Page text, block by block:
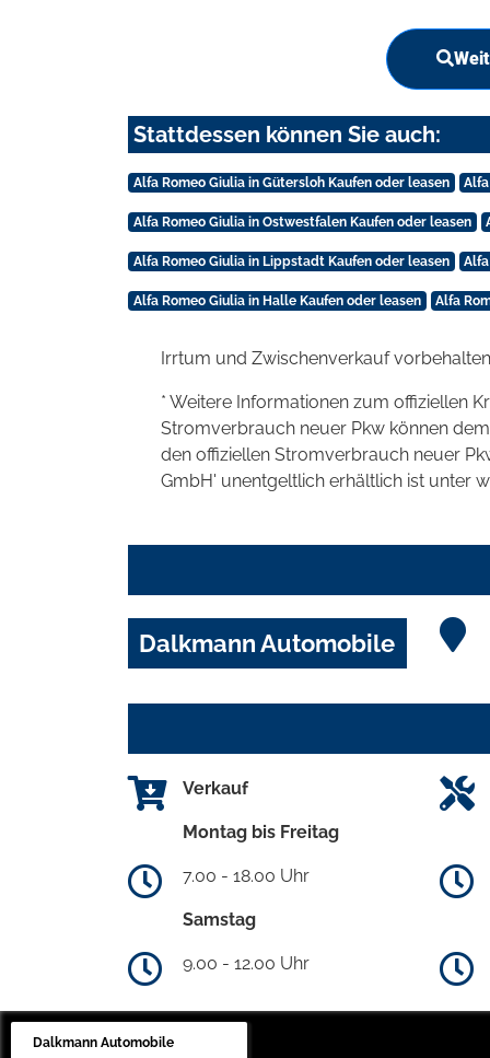
Stattdessen können Sie auch:
Alfa Romeo Giulia in Gütersloh Kaufen oder leasen
Alfa Romeo Giulia in Ostwestfalen Kaufen oder leasen
Alfa Romeo Giulia in Lippstadt Kaufen oder leasen
Alfa Romeo Giulia in Halle Kaufen oder leasen Alfa
Irrtum und Zwischenverkauf
* Weitere Informationen zum offiziellen
Stromverbrauch neuer Pkw können
den offiziellen Stromverbrauch neuer
GmbH' unentgeltlich erhältlich ist unter
Dalkmann Automobile
Verkauf
Montag bis Freitag
7.00 - 18.00 Uhr
Samstag
9.00 - 12.00 Uhr
Dalkmann Automobile